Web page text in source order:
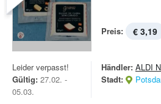
Preis: € 3,19
Leider verpasst!
Gültig: 27.02. -
05.03.
Händler: ALDI
Stadt: